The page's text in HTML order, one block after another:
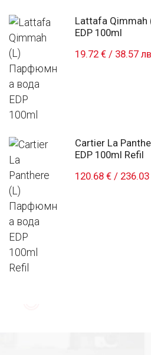
Lattafa
EDP 100ml
19.72 € / 38.57
Cartier La
EDP 100ml Refil
120.68 € / 236.03